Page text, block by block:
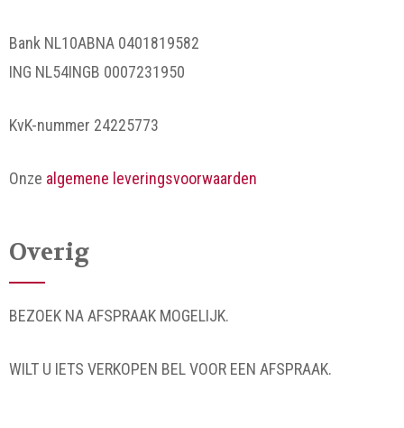
Bank NL10ABNA 0401819582
ING NL54INGB 0007231950
KvK-nummer 24225773
Onze algemene leveringsvoorwaarden
Overig
BEZOEK NA AFSPRAAK MOGELIJK.
WILT U IETS VERKOPEN BEL VOOR EEN AFSPRAAK.